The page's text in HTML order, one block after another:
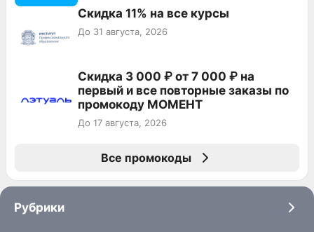
Скидка 11% на все курсы
До 31 августа, 2026
Скидка 3 000 ₽ от 7 000 ₽ на
первый и все повторные заказы по
промокоду МОМЕНТ
До 17 августа, 2026
Все промокоды
Рубрики